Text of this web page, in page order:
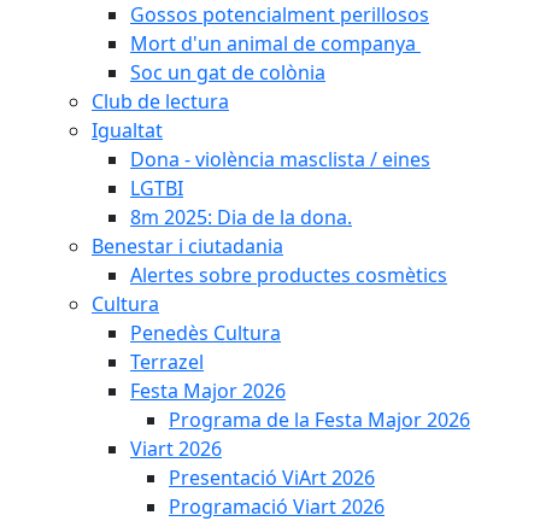
Gossos potencialment perillosos
Mort d'un animal de companya
Soc un gat de colònia
Club de lectura
Igualtat
Dona - violència masclista / eines
LGTBI
8m 2025: Dia de la dona.
Benestar i ciutadania
Alertes sobre productes cosmètics
Cultura
Penedès Cultura
Terrazel
Festa Major 2026
Programa de la Festa Major 2026
Viart 2026
Presentació ViArt 2026
Programació Viart 2026